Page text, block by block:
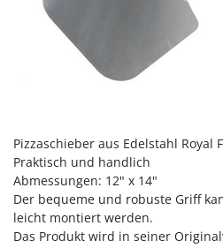
Officine Savioli
Oliviero
Ompagrill
Ooni
Oriental Koshin
Outdoorchef
Pizzaschieber aus Edelstahl Royal
Praktisch und handlich
Abmessungen: 12" x 14"
Der bequeme und robuste Griff
leicht montiert werden.
Das Produkt wird in seiner